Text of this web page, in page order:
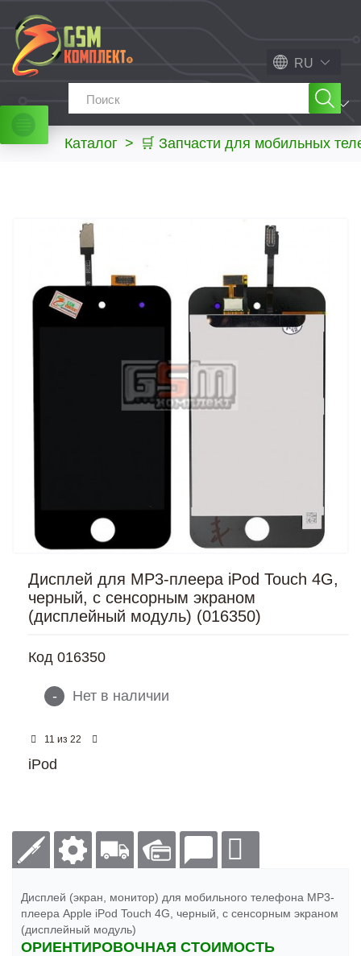
RU
МЕНЮ
Каталог > 🛒 Запчасти для мобильных
Дисплей для MP3-плеера iPod Touch 4G,
черный, с сенсорным экраном
(дисплейный модуль) (016350)
Код 016350
- Нет в наличии
11 из 22
iPod
Дисплей (экран, монитор) для мобильного телефона MP3-
плеера Apple iPod Touch 4G, черный, с сенсорным экраном
(дисплейный модуль)
ОРИЕНТИРОВОЧНАЯ СТОИМОСТЬ